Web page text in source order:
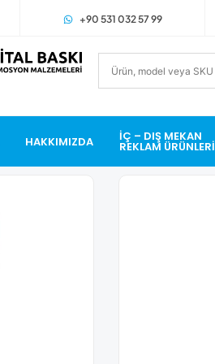
+90 531 032 57 99
HAKKIMIZDA İÇ – DIŞ MEKAN
REKLAM ÜRÜNLERI